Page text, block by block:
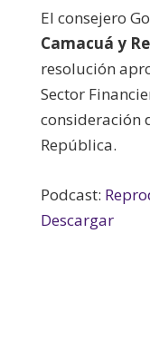
El consejero
Camacuá y
resolución
Sector
consideración
República.
Podcast:
Descargar